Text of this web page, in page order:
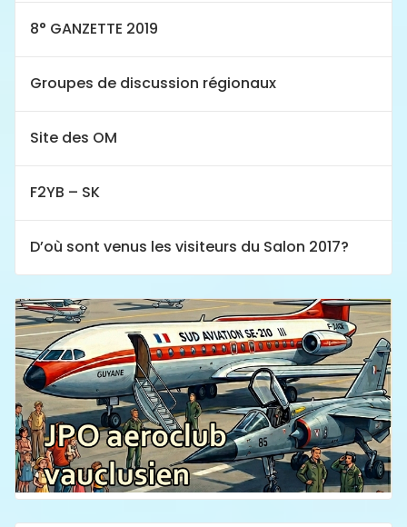
8° GANZETTE 2019
Groupes de discussion régionaux
Site des OM
F2YB – SK
D’où sont venus les visiteurs du Salon 2017?